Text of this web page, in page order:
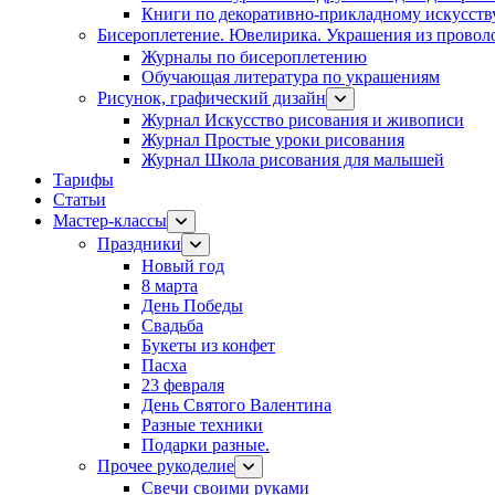
Книги по декоративно-прикладному
Бисероплетение. Ювелирика. Украшения из
Журналы по бисероплетению
Обучающая литература по украшениям
Рисунок, графический дизайн
Журнал Искусство рисования и живописи
Журнал Простые уроки рисования
Журнал Школа рисования для малышей
Тарифы
Статьи
Мастер-классы
Праздники
Новый год
8 марта
День Победы
Свадьба
Букеты из конфет
Пасха
23 февраля
День Святого Валентина
Разные техники
Подарки разные.
Прочее рукоделие
Свечи своими руками